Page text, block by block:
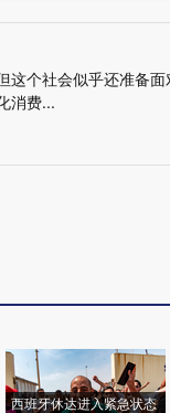
这个社会似乎还准备
消费...
西班牙休达进入紧急状态